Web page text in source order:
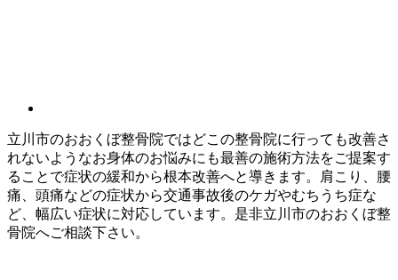
立川市のおおくぼ整骨院ではどこの整骨院に行っても改善さ
れないようなお身体のお悩みにも最善の施術方法をご提案す
ることで症状の緩和から根本改善へと導きます。肩こり、腰
痛、頭痛などの症状から交通事故後のケガやむちうち症な
ど、幅広い症状に対応しています。是非立川市のおおくぼ整
骨院へご相談下さい。